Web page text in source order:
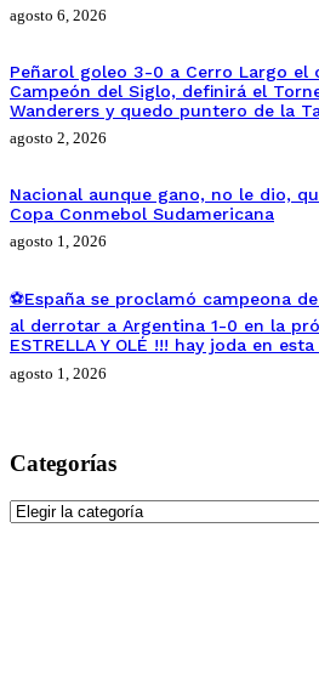
agosto 6, 2026
Peñarol goleo 3-0 a Cerro Largo el
Campeón del Siglo, definirá el
Wanderers y quedo puntero de la
agosto 2, 2026
Nacional aunque gano, no le dio,
Copa Conmebol Sudamericana
agosto 1, 2026
⚽España se proclamó campeona
al derrotar a Argentina 1-0 en la
ESTRELLA Y OLÉ !!! hay joda en
agosto 1, 2026
Categorías
Categorías